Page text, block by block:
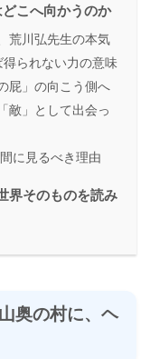
こへ向かうのか
荒川弘先生の本気
得られない力の意味
屁」の向こう側へ
敵」として出会っ
に見るべき理由
界そのものを読み
奥の村に、ヘ